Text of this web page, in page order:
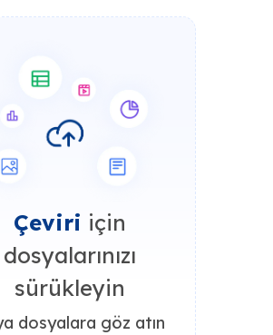
Çeviri için
dosyalarınızı
sürükleyin
dosyalara göz atın